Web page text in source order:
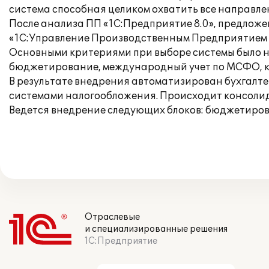
система способная целиком охватить все
После анализа ПП «1С:Предприятие 8.0»,
«1С:Управление Производственным
Основными критериями при выборе системы было
бюджетирование, международный учет по МСФО,
В результате внедрения автоматизирован
системами налогообложения. Происходит
Ведется внедрение следующих блоков:
Отраслевые
и специализированные решения
1С:Предприятие